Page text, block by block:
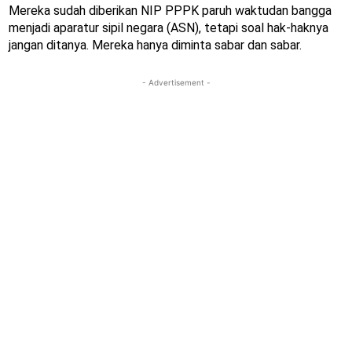
Mereka sudah diberikan NIP PPPK paruh waktudan bangga
menjadi aparatur sipil negara (ASN), tetapi soal hak-haknya
jangan ditanya. Mereka hanya diminta sabar dan sabar.
- Advertisement -